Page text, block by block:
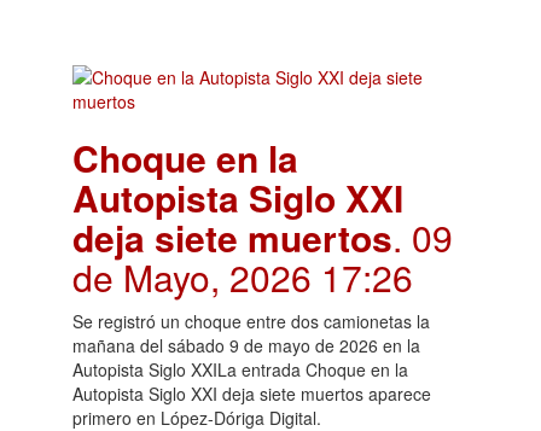
Choque en la
Autopista Siglo XXI
deja siete muertos. 09
de Mayo, 2026 17:26
Se registró un choque entre dos camionetas la
mañana del sábado 9 de mayo de 2026 en la
Autopista Siglo XXILa entrada Choque en la
Autopista Siglo XXI deja siete muertos aparece
primero en López-Dóriga Digital.